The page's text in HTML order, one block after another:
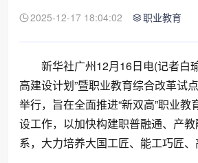
2025-12-17 18:04:02 职业教育
新华社广州12月16日电(记者白
高建设计划”暨职业教育综合改革试
举行，旨在全面推进“新双高”职业教
设工作，以加快构建职普融通、产
系，大力培养大国工匠、能工巧匠、